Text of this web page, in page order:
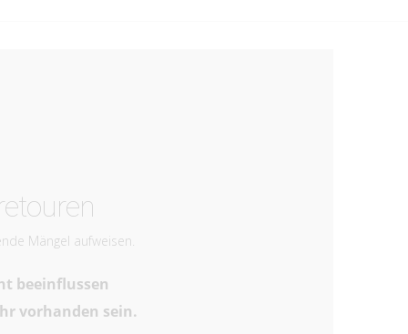
Mängel aufweisen.
beeinflussen
vorhanden sein.